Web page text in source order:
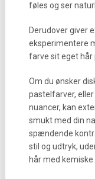
føles og ser
Derudover giver
eksperimentere
farve sit eget hår
Om du ønsker
pastelfarver,
nuancer, kan
smukt med din
spændende
stil og udtryk,
hår med kemiske